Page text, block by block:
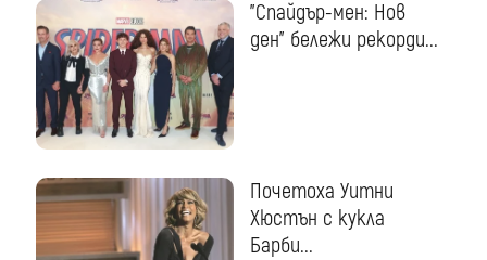
"Спайдър-мен: Нов
ден" бележи рекорди...
Почетоха Уитни
Хюстън с кукла
Барби...